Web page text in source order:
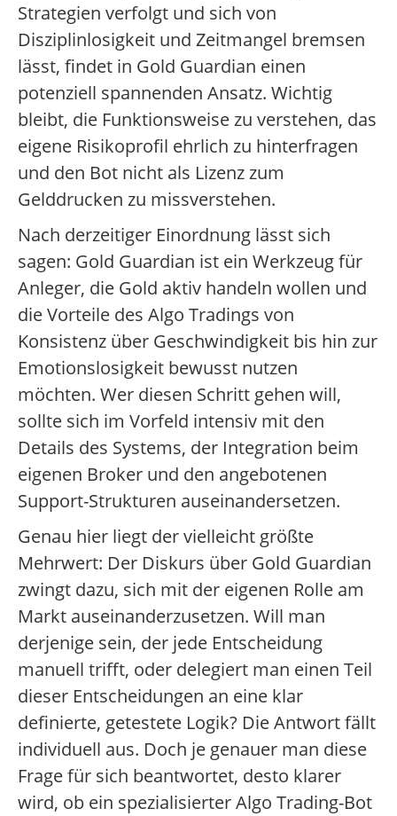
Strategien verfolgt und sich von
Disziplinlosigkeit und Zeitmangel bremsen
lässt, findet in Gold Guardian einen
potenziell spannenden Ansatz. Wichtig
bleibt, die Funktionsweise zu verstehen, das
eigene Risikoprofil ehrlich zu hinterfragen
und den Bot nicht als Lizenz zum
Gelddrucken zu missverstehen.
Nach derzeitiger Einordnung lässt sich
sagen: Gold Guardian ist ein Werkzeug für
Anleger, die Gold aktiv handeln wollen und
die Vorteile des Algo Tradings von
Konsistenz über Geschwindigkeit bis hin zur
Emotionslosigkeit bewusst nutzen
möchten. Wer diesen Schritt gehen will,
sollte sich im Vorfeld intensiv mit den
Details des Systems, der Integration beim
eigenen Broker und den angebotenen
Support-Strukturen auseinandersetzen.
Genau hier liegt der vielleicht größte
Mehrwert: Der Diskurs über Gold Guardian
zwingt dazu, sich mit der eigenen Rolle am
Markt auseinanderzusetzen. Will man
derjenige sein, der jede Entscheidung
manuell trifft, oder delegiert man einen Teil
dieser Entscheidungen an eine klar
definierte, getestete Logik? Die Antwort fällt
individuell aus. Doch je genauer man diese
Frage für sich beantwortet, desto klarer
wird, ob ein spezialisierter Algo Trading-Bot